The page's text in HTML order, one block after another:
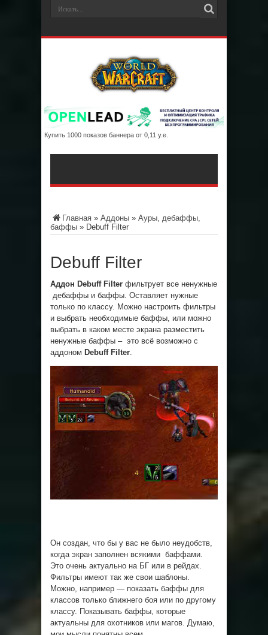
Купить 1000 показов баннера от 0,11 у.е.
Главная » Аддоны » Ауры, дебаффы,
баффы » Debuff Filter
Debuff Filter
Аддон Debuff Filter фильтрует все ненужные
дебаффы и баффы. Оставляет нужные
только по классу. Можно настроить фильтры
и выбрать необходимые баффы, или можно
выбрать в каком месте экрана разместить
ненужные баффы – это всё возможно с
аддоном Debuff Filter.
Он создан, что бы у вас не было неудобств,
когда экран заполнен всякими баффами.
Это очень актуально на БГ или в рейдах.
Фильтры имеют так же свои шаблоны.
Можно, например — показать баффы для
классов только ближнего боя или по другому
классу. Показывать баффы, которые
актуальны для охотников или магов. Думаю,